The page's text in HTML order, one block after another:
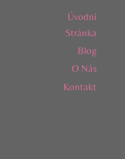
Úvodní
Stránka
Blog
O Nás
Kontakt